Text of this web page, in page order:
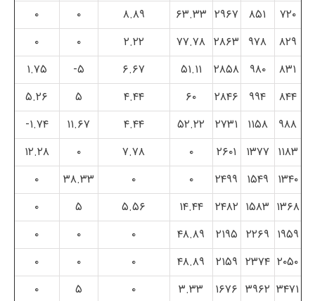
۷۲۰
۸۵۱ ۲۹۶۷ ۶۳.۳۳ ۸.۸۹ ۰
۰
۸۲۹
۹۷۸ ۲۸۶۳ ۷۷.۷۸ ۲.۲۲ ۰
۰
۸۳۱
۹۸۰ ۲۸۵۸ ۵۱.۱۱ ۶.۶۷ ۵-
۱.۷۵
۸۴۴
۹۹۴ ۲۸۴۶ ۶۰ ۴.۴۴ ۵
۵.۲۶
۹۸۸
۱۱۵۸ ۲۷۳۱ ۵۲.۲۲ ۴.۴۴ ۱۱.۶۷
۱.۷۴-
۱۱۸۳ ۱۳۷۷ ۲۶۰۱ ۰ ۷.۷۸ ۰
۱۲.۲۸
۱۳۴۰ ۱۵۴۹ ۲۴۹۹ ۰ ۰ ۳۸.۳۳
۰
۱۳۶۸ ۱۵۸۳ ۲۴۸۲ ۱۴.۴۴ ۵.۵۶ ۵
۰
۱۹۵۹ ۲۲۶۹ ۲۱۹۵ ۴۸.۸۹ ۰ ۰
۰
۲۰۵۰ ۲۳۷۴ ۲۱۵۹ ۴۸.۸۹ ۰ ۰
۰
۳۴۷۱ ۳۹۶۲ ۱۶۷۶ ۳.۳۳ ۰ ۵
۰